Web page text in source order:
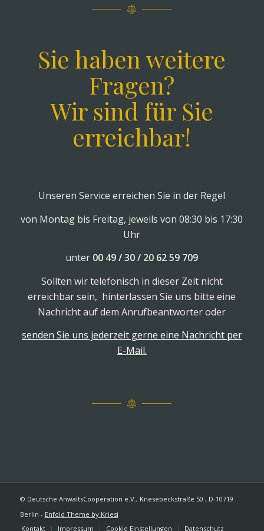
Sie haben weitere
Fragen?
Wir sind für Sie
erreichbar!
Unseren Service erreichen Sie in der Regel
von Montag bis Freitag, jeweils von 08:30 bis 17:30
Uhr
unter 00 49 / 30 / 20 62 59 709
Sollten wir telefonisch in dieser Zeit nicht
erreichbar sein, hinterlassen Sie uns bitte eine
Nachricht auf dem Anrufbeantworter oder
senden Sie uns jederzeit gerne eine Nachricht per
E-Mail.
© Deutsche AnwaltsCooperation e.V., Knesebeckstraße 50 , D-10719
Berlin - Enfold Theme by Kriesi
Kontakt
Impressum Cookie Einstellungen Datenschutz